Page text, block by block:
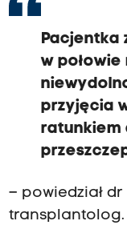
Pacjentka
w połowie
przyjęcia
ratunkiem
– powiedział dr
transplantolog.